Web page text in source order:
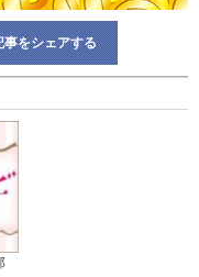
事をシェアする